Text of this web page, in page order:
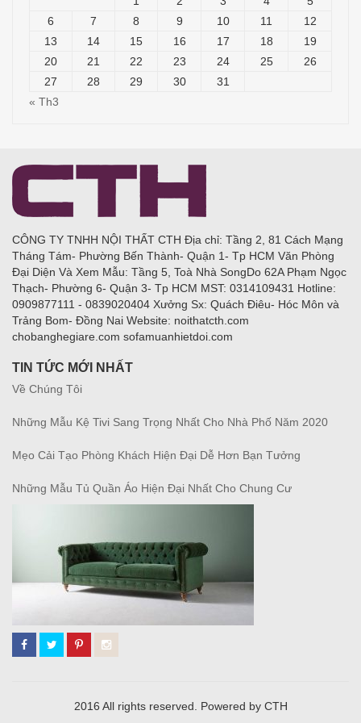
6
7 8 9 10 11
12
13
14 15 16 17 18
19
20
21 22 23 24 25
26
27
28 29 30
31
« Th3
CÔNG TY TNHH NỘI THẤT CTH Địa chỉ: Tầng 2, 81 Cách Mạng
Tháng Tám- Phường Bến Thành- Quận 1- Tp HCM Văn Phòng
Đại Diện Và Xem Mẫu: Tầng 5, Toà Nhà SongDo 62A Phạm Ngọc
Thạch- Phường 6- Quận 3- Tp HCM MST: 0314109431 Hotline:
0909877111 - 0839020404 Xưởng Sx: Quách Điêu- Hóc Môn và
Trảng Bom- Đồng Nai Website: noithatcth.com
chobanghegiare.com sofamuanhietdoi.com
TIN TỨC MỚI NHẤT
Về Chúng Tôi
Những Mẫu Kệ Tivi Sang Trọng Nhất Cho Nhà Phố Năm 2020
Mẹo Cải Tạo Phòng Khách Hiện Đại Dễ Hơn Bạn Tưởng
Những Mẫu Tủ Quần Áo Hiện Đại Nhất Cho Chung Cư
2016 All rights reserved. Powered by CTH